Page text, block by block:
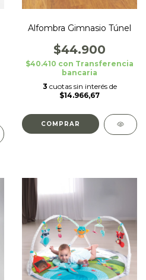
Alfombra Gimnasio Túnel
$44.900
$40.410 con Transferencia
bancaria
3 cuotas sin interés de
$14.966,67